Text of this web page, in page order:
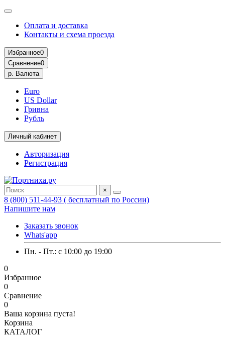
Оплата и доставка
Контакты и схема проезда
Избранное0
Сравнение0
р. Валюта
Euro
US Dollar
Гривна
Рубль
Личный кабинет
Авторизация
Регистрация
×
8 (800) 511-44-93 ( бесплатный по России)
Напишите нам
Заказать звонок
Whats'app
Пн. - Пт.: c 10:00 до 19:00
0
Избранное
0
Сравнение
0
Ваша корзина пуста!
Корзина
КАТАЛОГ